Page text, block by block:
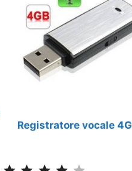
Registratore vocale 4G